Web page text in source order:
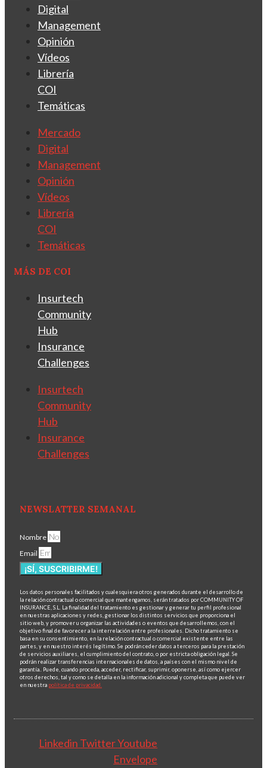
Digital
Management
Opinión
Vídeos
Librería
COI
Temáticas
Mercado
Digital
Management
Opinión
Vídeos
Librería
COI
Temáticas
MÁS DE COI
Insurtech
Community
Hub
Insurance
Challenges
Insurtech
Community
Hub
Insurance
Challenges
NEWSLATTER SEMANAL
Nombre
Email
¡SÍ, SUSCRIBIRME!
Los datos personales facilitados y cualesquiera otros generados durante el desarrollo de
la relación contractual o comercial que mantengamos, serán tratados por COMMUNITY OF
INSURANCE, S.L. La finalidad del tratamiento es gestionar y generar tu perfil profesional
en nuestras aplicaciones y redes, gestionar los distintos servicios que proporciona el
sitio web, y promover u organizar las actividades o eventos que desarrollemos, con el
objetivo final de favorecer a la interrelación entre profesionales. Dicho tratamiento se
basa en su consentimiento, en la relación contractual o comercial existente entre las
partes, y en nuestro interés legítimo. Se podrán ceder datos a terceros para la prestación
de servicios auxiliares, el cumplimiento del contrato, o por estricta obligación legal. Se
podrán realizar transferencias internacionales de datos, a países con el mismo nivel de
garantía.. Puede, cuando proceda, acceder, rectificar, suprimir, oponerse, así como ejercer
otros derechos, tal y como se detalla en la información adicional y completa que puede ver
en nuestra política de privacidad.
Linkedin TwitterYoutube
Envelope